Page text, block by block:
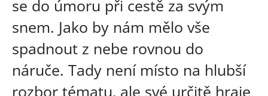
se do úmoru při cestě za svým
snem. Jako by nám mělo vše
spadnout z nebe rovnou do
náruče. Tady není místo na hlubší
rozbor tématu, ale své určitě hraje